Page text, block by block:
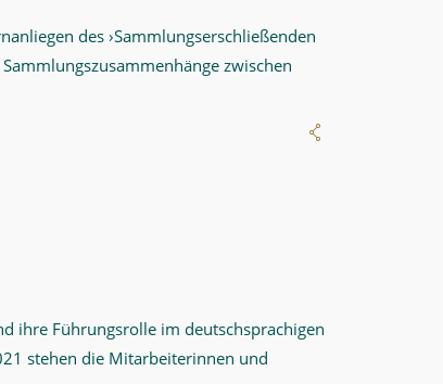
des ›Sammlungserschließenden
zwischen
ihre Führungsrolle im deutschsprachigen
stehen die Mitarbeiterinnen und